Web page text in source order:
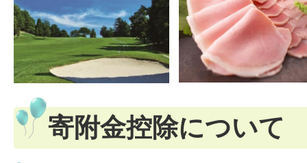
寄附金控除について